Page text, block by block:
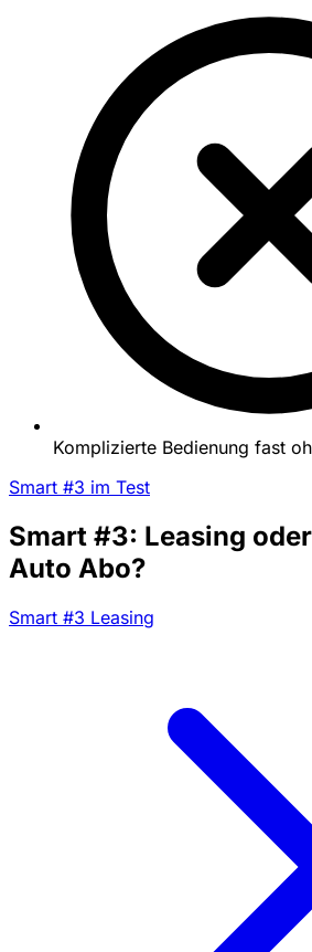
Komplizierte Bedienung fast
Smart #3 im Test
Smart #3: Leasing
Auto Abo?
Smart #3 Leasing